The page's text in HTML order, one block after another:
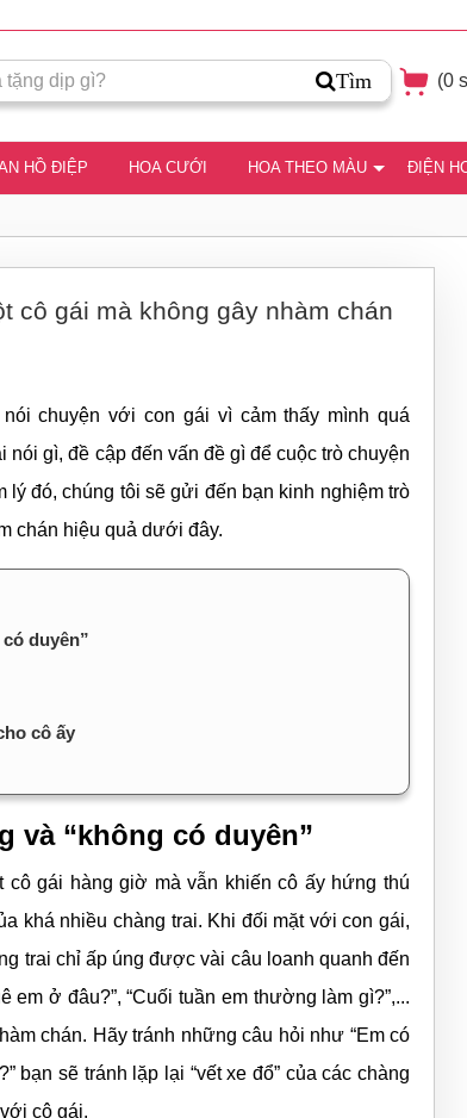
Tìm (0
HỒ ĐIỆP HOA CƯỚI HOA THEO MÀU ĐIỆN
cô gái mà không gây nhàm chán
chuyện với con gái vì cảm thấy mình quá
nói gì, đề cập đến vấn đề gì để cuộc trò chuyện
đó, chúng tôi sẽ gửi đến bạn kinh nghiệm trò
chán hiệu quả dưới đây.
duyên”
cô ấy
và “không có duyên”
gái hàng giờ mà vẫn khiến cô ấy hứng thú
khá nhiều chàng trai. Khi đối mặt với con gái,
trai chỉ ấp úng được vài câu loanh quanh đến
em ở đâu?”, “Cuối tuần em thường làm gì?”,...
chán. Hãy tránh những câu hỏi như “Em có
bạn sẽ tránh lặp lại “vết xe đổ” của các chàng
cô gái.